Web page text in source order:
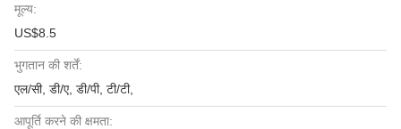
मूल्य:
US$8.5
भुगतान की शर्तें:
एल/सी, डी/ए, डी/पी, टी/टी,
आपूर्ति करने की क्षमता: